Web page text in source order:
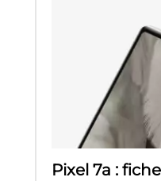
Pixel 7a :